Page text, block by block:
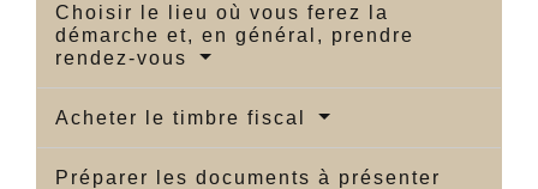
Choisir le lieu où vous ferez la
démarche et, en général, prendre
rendez-vous
Acheter le timbre fiscal
Préparer les documents à présenter